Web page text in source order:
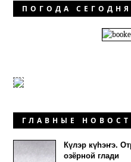
ПОГОДА СЕГОДНЯ
ГЛАВНЫЕ
Күлэр күhэҥэ.
озёрной глади